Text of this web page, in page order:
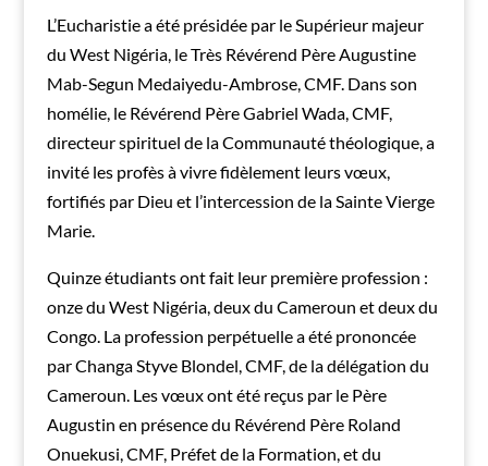
L’Eucharistie a été présidée par le Supérieur majeur
du West Nigéria, le Très Révérend Père Augustine
Mab-Segun Medaiyedu-Ambrose, CMF. Dans son
homélie, le Révérend Père Gabriel Wada, CMF,
directeur spirituel de la Communauté théologique, a
invité les profès à vivre fidèlement leurs vœux,
fortifiés par Dieu et l’intercession de la Sainte Vierge
Marie.
Quinze étudiants ont fait leur première profession :
onze du West Nigéria, deux du Cameroun et deux du
Congo. La profession perpétuelle a été prononcée
par Changa Styve Blondel, CMF, de la délégation du
Cameroun. Les vœux ont été reçus par le Père
Augustin en présence du Révérend Père Roland
Onuekusi, CMF, Préfet de la Formation, et du